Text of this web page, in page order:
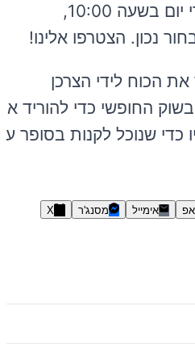
המעדכנת מחירים מדי יום בשעה 10:00,
נכון. הצטרפו אלינו!
את הכוח לידי הצרכן
החופשי כדי להוריד
כדי שנוכל לקנות בסופר
אימייל מסנג'ר X